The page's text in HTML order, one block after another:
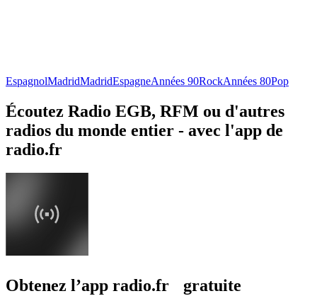
EspagnolMadridMadridEspagneAnnées 90RockAnnées 80Pop
Écoutez Radio EGB, RFM ou d'autres
radios du monde entier - avec l'app de
radio.fr
Obtenez l’app radio.fr gratuite